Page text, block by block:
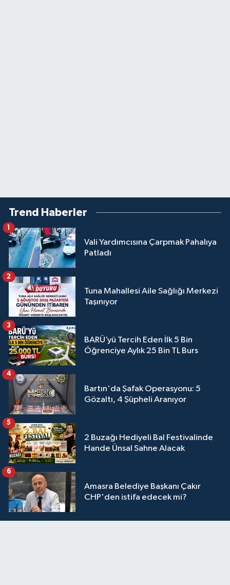
Trend Haberler
Vali Yardımcısına Çarpmak Pahalıya
Patladı
1
Tuna Mahallesi Aile Sağlığı Merkezi
Taşınıyor
2
BARÜ’yü Tercih Eden İlk 5 Bin
Öğrenciye Aylık 25 Bin TL Burs
3
Bartın'da Şafak Operasyonu: 5
Gözaltı, 4 Şüpheli Aranıyor
4
2 Buzağı Hediyeli Bal Festivalinde
Hande Ünsal Sahne Alacak
5
Amasra Belediye Başkanı Çakır
CHP'den istifa edecek mi?
6